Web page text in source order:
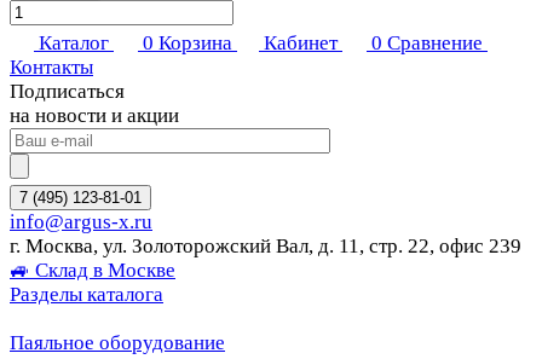
Каталог 0 Корзина Кабинет 0 Сравнение
Контакты
Подписаться
на новости и акции
7 (495) 123-81-01
info@argus-x.ru
г. Москва, ул. Золоторожский Вал, д. 11, стр. 22, офис 239
🚙 Склад в Москве
Разделы каталога
Паяльное оборудование